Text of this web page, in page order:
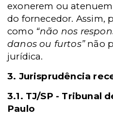
exonerem ou
do fornecedor. Assim,
como “não nos
danos ou furtos”não
jurídica.
3. Jurisprudência
3.1. TJ/SP - Tribunal
Paulo